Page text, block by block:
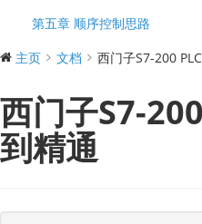
第五章 顺序控制思路
主页
文档 西门子S7-200
西门子S7-
到精通